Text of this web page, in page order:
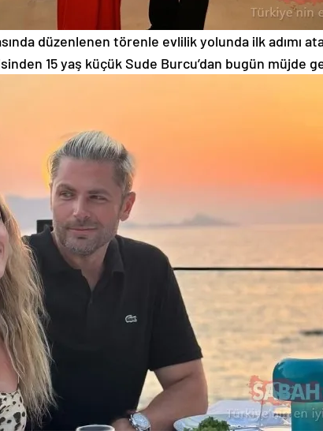
düzenlenen törenle evlilik yolunda ilk adımı
15 yaş küçük Sude Burcu’dan bugün müjde